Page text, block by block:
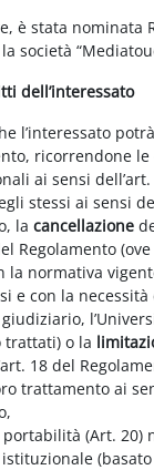
è stata nominata
società
dell’interessato
l’interessato
ricorrendone le
ai sensi
stessi ai sensi
lacancellazione
Regolamento
la normativa
e con la
trattati) o la
18 del
trattamento ai
(Art. 20)
(basato